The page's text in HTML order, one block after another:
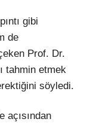
gibi
de
Prof. Dr.
tahmin etmek
söyledi.
açısından